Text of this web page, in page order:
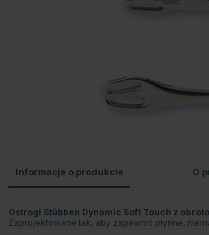
Informacje o produkcie
Ostrogi Stübben Dynamic Soft Touch z
Zaprojektowane tak, aby zapewnić płynne,
O